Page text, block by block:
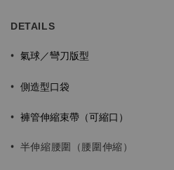
DETAILS
• 氣球／彎刀版型
• 側造型口袋
• 褲管伸縮束帶（可縮口）
• 半伸縮腰圍（腰圍伸縮）